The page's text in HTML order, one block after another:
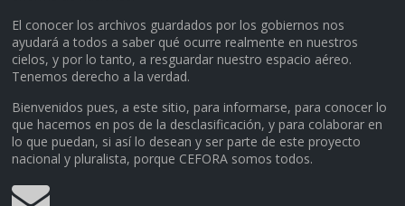
El conocer los archivos guardados por los gobiernos nos
ayudará a todos a saber qué ocurre realmente en nuestros
cielos, y por lo tanto, a resguardar nuestro espacio aéreo.
Tenemos derecho a la verdad.
Bienvenidos pues, a este sitio, para informarse, para conocer lo
que hacemos en pos de la desclasificación, y para colaborar en
lo que puedan, si así lo desean y ser parte de este proyecto
nacional y pluralista, porque CEFORA somos todos.